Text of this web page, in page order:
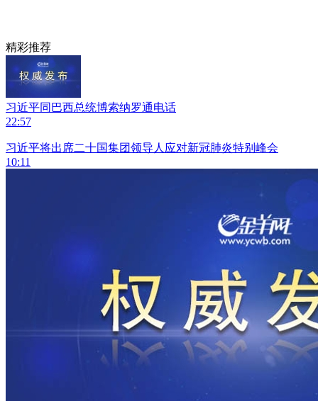
精彩推荐
习近平同巴西总统博索纳罗通电话
22:57
习近平将出席二十国集团领导人应对新冠肺炎特别峰会
10:11